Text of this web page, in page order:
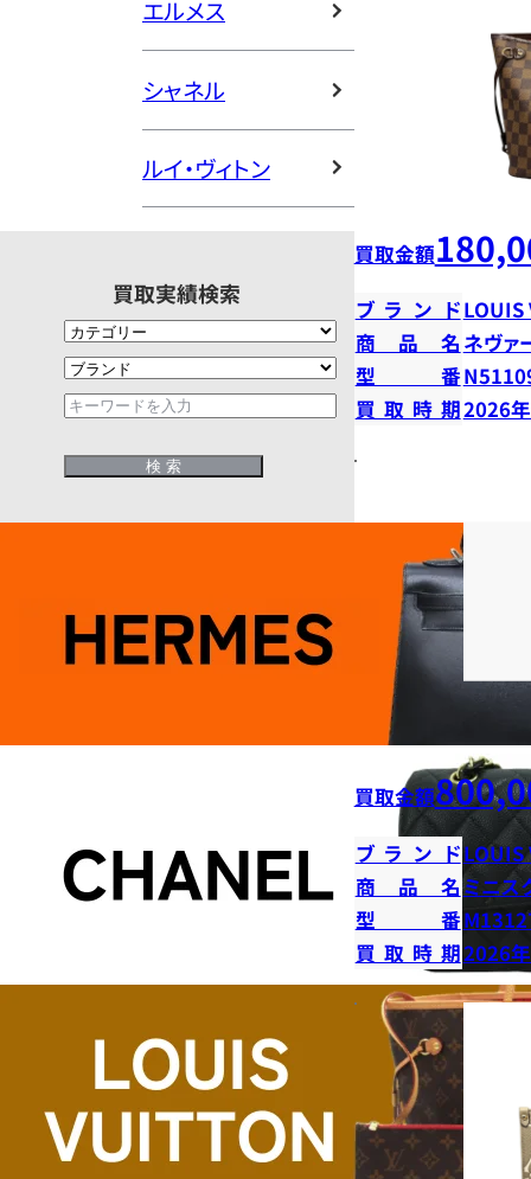
エルメス
シャネル
ルイ・ヴィトン
買取実績検索
買取金額
ブランドLOUIS
商品名 ネヴァ
型番
買取時期2026
買取金額
ブランドLOUIS
商品名ミニス
型番
買取時期2026